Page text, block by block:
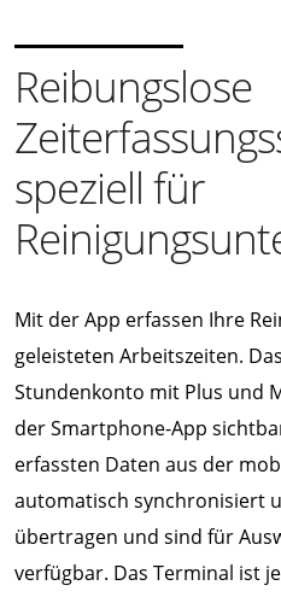
Reibungslose
speziell für
Mit der App erfassen Ihre
geleisteten Arbeitszeiten.
Stundenkonto mit Plus und
der Smartphone-App
erfassten Daten aus der
automatisch synchronisiert
übertragen und sind für
verfügbar. Das Terminal ist